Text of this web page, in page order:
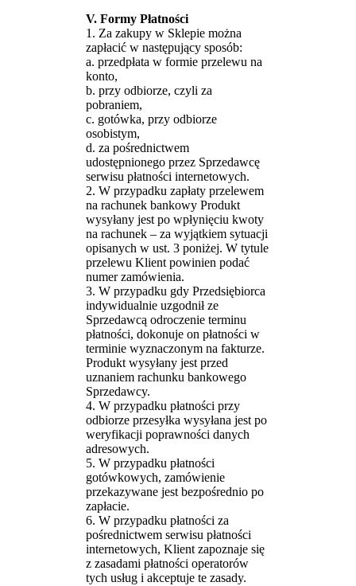
V. Formy Płatności
1. Za zakupy w Sklepie można
zapłacić w następujący sposób:
a. przedpłata w formie przelewu na
konto,
b. przy odbiorze, czyli za
pobraniem,
c. gotówka, przy odbiorze
osobistym,
d. za pośrednictwem
udostępnionego przez Sprzedawcę
serwisu płatności internetowych.
2. W przypadku zapłaty przelewem
na rachunek bankowy Produkt
wysyłany jest po wpłynięciu kwoty
na rachunek – za wyjątkiem sytuacji
opisanych w ust. 3 poniżej. W tytule
przelewu Klient powinien podać
numer zamówienia.
3. W przypadku gdy Przedsiębiorca
indywidualnie uzgodnił ze
Sprzedawcą odroczenie terminu
płatności, dokonuje on płatności w
terminie wyznaczonym na fakturze.
Produkt wysyłany jest przed
uznaniem rachunku bankowego
Sprzedawcy.
4. W przypadku płatności przy
odbiorze przesyłka wysyłana jest po
weryfikacji poprawności danych
adresowych.
5. W przypadku płatności
gotówkowych, zamówienie
przekazywane jest bezpośrednio po
zapłacie.
6. W przypadku płatności za
pośrednictwem serwisu płatności
internetowych, Klient zapoznaje się
z zasadami płatności operatorów
tych usług i akceptuje te zasady.